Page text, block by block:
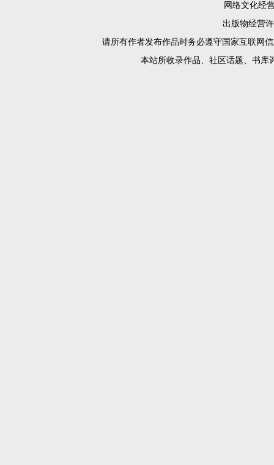
网络文化经
出版物经营
请所有作者发布作品时务必遵守国家互联网
本站所收录作品、社区话题、书库